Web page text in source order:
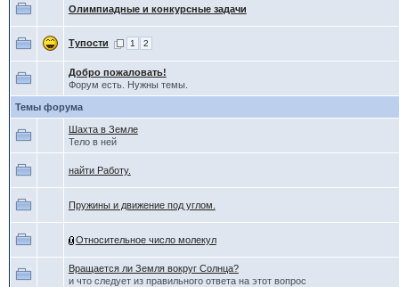
Олимпиадные и конкурсные задачи
Тупости 1 2
Добро пожаловать!
Форум есть. Нужны темы.
Темы форума
Шахта в Земле
Тело в ней
найти Работу.
Пружины и движение под углом.
Относительное число молекул
Вращается ли Земля вокруг Солнца?
и что следует из правильного ответа на этот вопрос